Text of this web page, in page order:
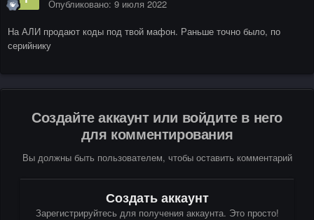
Опубликовано: 9 июля 2022
На АЛИ продают коды под твой мафон. Раньше точно было, по
серийнику
Создайте аккаунт или войдите в него
для комментирования
Вы должны быть пользователем, чтобы оставить комментарий
Создать аккаунт
Зарегистрируйтесь для получения аккаунта. Это просто!